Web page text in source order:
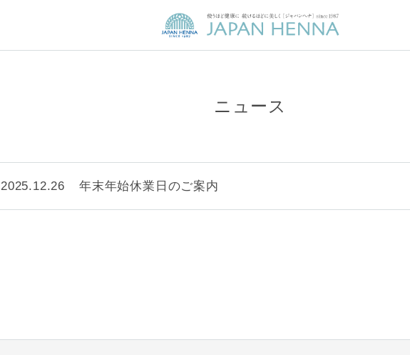
ニュース
2025.12.26 年末年始休業日のご案内